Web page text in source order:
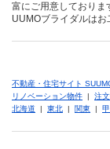
富にご用意しておりま
UUMOブライダルはお
不動産・住宅サイト
リノベーション物件 | 注
北海道 | 東北 | 関東 |